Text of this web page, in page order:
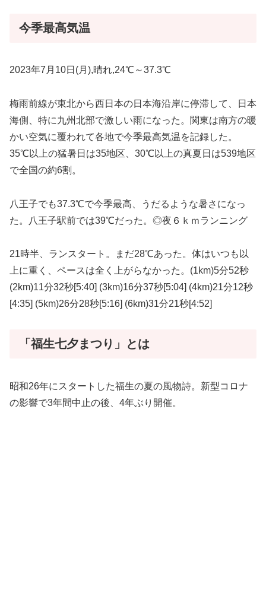
今季最高気温
2023年7月10日(月),晴れ,24℃～37.3℃
梅雨前線が東北から西日本の日本海沿岸に停滞して、日本
海側、特に九州北部で激しい雨になった。関東は南方の暖
かい空気に覆われて各地で今季最高気温を記録した。
35℃以上の猛暑日は35地区、30℃以上の真夏日は539地区
で全国の約6割。
八王子でも37.3℃で今季最高、うだるような暑さになっ
た。八王子駅前では39℃だった。◎夜６ｋｍランニング
21時半、ランスタート。まだ28℃あった。体はいつも以
上に重く、ペースは全く上がらなかった。(1km)5分52秒
(2km)11分32秒[5:40] (3km)16分37秒[5:04] (4km)21分12秒
[4:35] (5km)26分28秒[5:16] (6km)31分21秒[4:52]
「福生七夕まつり」とは
昭和26年にスタートした福生の夏の風物詩。新型コロナ
の影響で3年間中止の後、4年ぶり開催。